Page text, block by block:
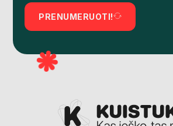
PRENUMERUOTI!